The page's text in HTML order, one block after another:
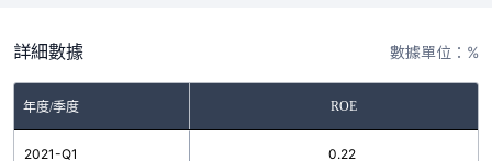
詳細數據 數據單位：%
年度/季度 ROE
2021-Q1 0.22